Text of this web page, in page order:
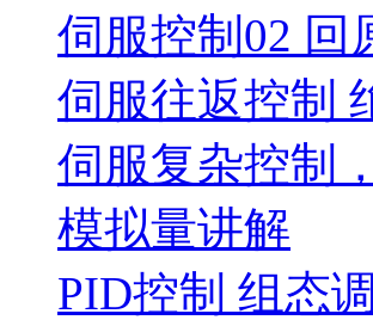
伺服控制02 回
伺服往返控制
伺服复杂控制
模拟量讲解
PID控制 组态